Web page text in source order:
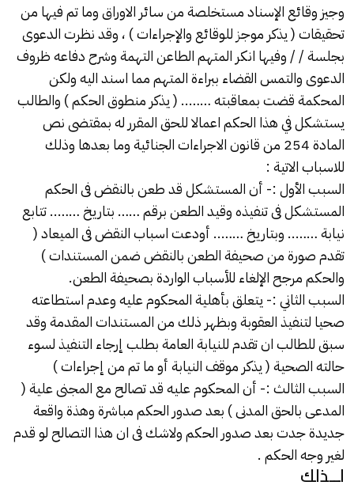
وجيز وقائع الإسناد مستخلصة من سائر الاوراق وما تم فيها من
تحقيقات ( يذكر موجز للوقائع والإجراءات ) ، وقد نظرت الدعوى
بجلسة / / وفيها انكر المتهم الطاعن التهمة وشرح دفاعه ظروف
الدعوى والتمس القضاء ببراءة المتهم مما اسند اليه ولكن
المحكمة قضت بمعاقبته …….. ( يذكر منطوق الحكم ) والطالب
يستشكل في هذا الحكم اعمالا للحق المقرر له بمقتضى نص
المادة 254 من قانون الاجراءات الجنائية وما بعدها وذلك
للاسباب الاتية :
السبب الأول :- أن المستشكل قد طعن بالنقض فى الحكم
المستشكل فى تنفيذه وقيد الطعن برقم …… بتاريخ …….. تتابع
نيابة …….. وبتاريخ …….. أودعت اسباب النقض فى الميعاد (
تقدم صورة من صحيفة الطعن بالنقض ضمن المستندات )
والحكم مرجح الإلغاء للأسباب الواردة بصحيفة الطعن.
السبب الثاني :- يتعلق بأهلية المحكوم عليه وعدم استطاعته
صحيا لتنفيذ العقوبة وبظهر ذلك من المستندات المقدمة وقد
سبق للطالب ان تقدم للنيابة العامة بطلب إرجاء التنفيذ لسوء
حالته الصحية ( يذكر موقف النيابة أو ما تم من إجراءات )
السبب الثالث :- أن المحكوم عليه قد تصالح مع المجنى علية (
المدعى بالحق المدنى ) بعد صدور الحكم مباشرة وهذة واقعة
جديدة جدت بعد صدور الحكم ولاشك فى ان هذا التصالح لو قدم
لغير وجه الحكم .
لــذلك